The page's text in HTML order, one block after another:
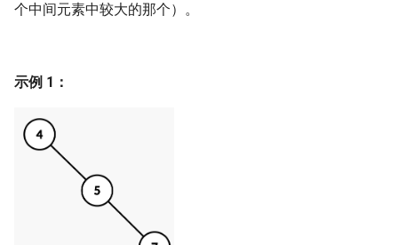
12. 矩阵中的路径
14.2. 剪绳子 II
15. 二进制中 1 的个数
9. 乘积小于 K 的子数组
12. 左右两边子数组的和相等
13. 二维子矩阵的和
14. 字符串中的变位词
2.1. 移除重复节点
2.4. 分割链表
2.5. 链表求和
个中间元素中较大的那个）。
示例 1：